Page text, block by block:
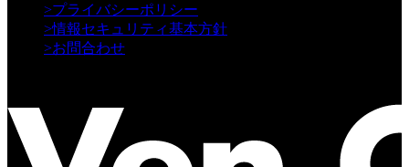
>プライバシーポリシー
>情報セキュリティ基本方針
>お問合わせ